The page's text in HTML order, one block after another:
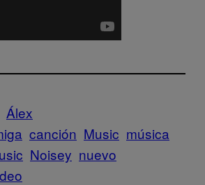
Álex
canción Music música
Noisey nuevo